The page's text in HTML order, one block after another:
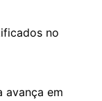
no
avança em